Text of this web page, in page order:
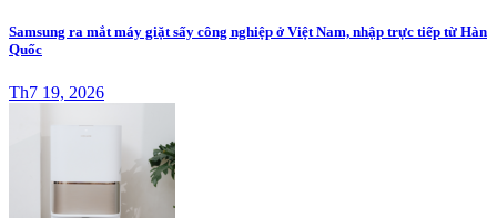
Samsung ra mắt máy giặt sấy công nghiệp ở Việt Nam, nhập trực tiếp từ Hàn
Quốc
Th7 19, 2026